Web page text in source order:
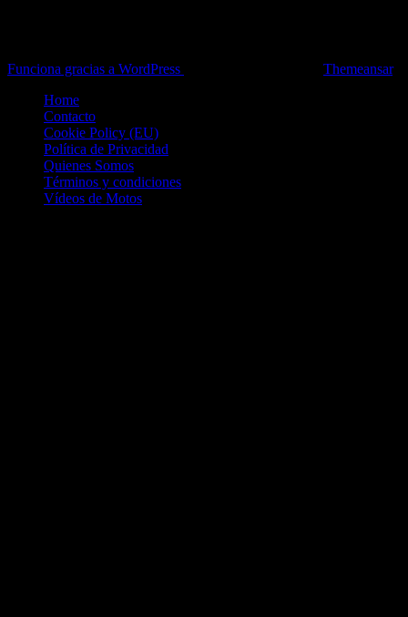
Funciona gracias a WordPress
Themeansar.
Home
Contacto
Cookie Policy (EU)
Política de Privacidad
Quienes Somos
Términos y condiciones
Vídeos de Motos